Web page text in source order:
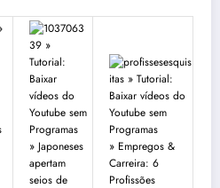
» Japoneses
apertam
seios de
» Empregos &
Carreira: 6
Profissões